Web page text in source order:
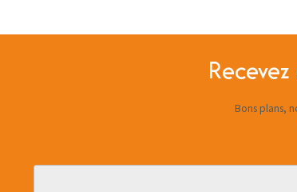
Bons plans,